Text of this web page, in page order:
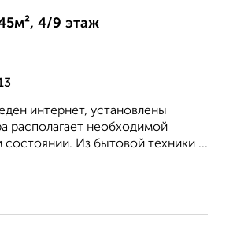
4/9 этаж
интернет, установлены
располагает необходимой
Из бытовой техники ...